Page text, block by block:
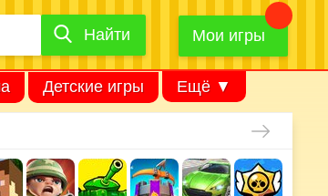
Найти
Найти Мои игры
Детские игры Ещё ▼